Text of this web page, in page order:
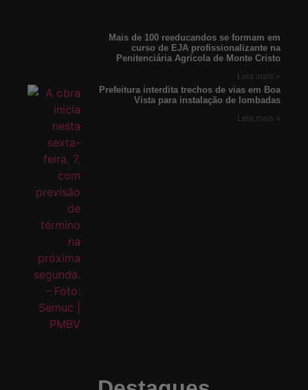
Mais de 100 reeducandos se formam em
curso de EJA profissionalizante na
Penitenciária Agrícola de Monte Cristo
Leia mais »
Prefeitura interdita trechos de vias em Boa
Vista para instalação de lombadas
Leia mais »